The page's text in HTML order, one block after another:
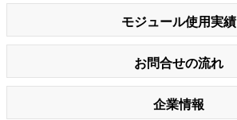
モジュール使用実績
お問合せの流れ
企業情報